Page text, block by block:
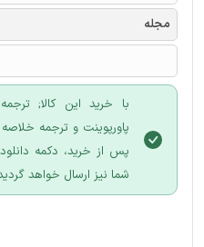
مجله
با خرید این کالا;
پاورپوینت و ترجمه
پس از خرید، دکمه
شما نیز ارسال خواهد